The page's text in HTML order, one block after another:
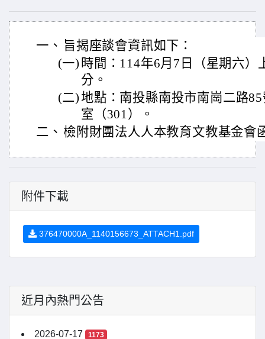
一、 旨揭座談會資訊如下：
(一) 時間：114年6月7日（星期六）
分。
(二)地點：南投縣南投市南崗二路
室（301）。
二、 檢附財團法人人本教育文教基金會
附件下載
376470000A_1140156673_ATTACH1.pdf
近月內熱門公告
2026-07-17 1173